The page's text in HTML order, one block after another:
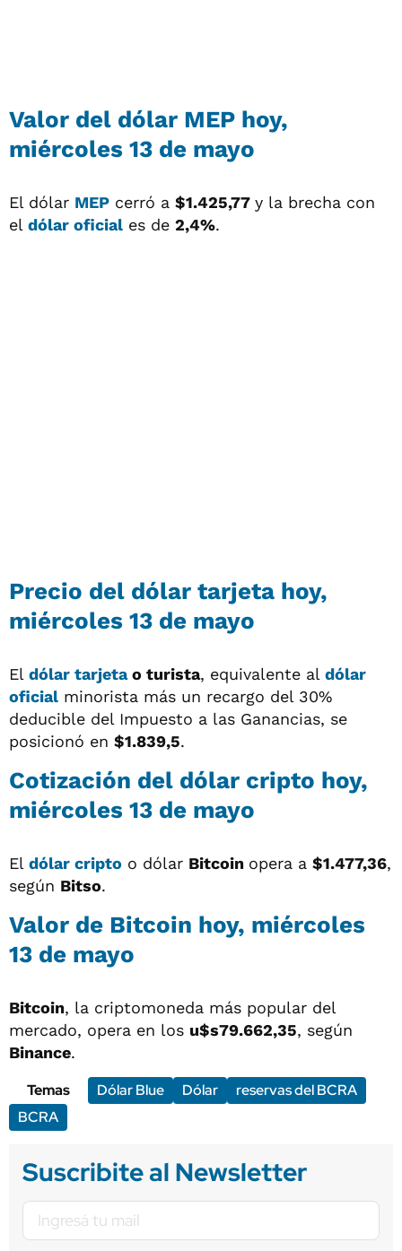
Valor del dólar MEP hoy,
miércoles 13 de mayo
El dólar MEP cerró a $1.425,77 y la brecha con
el dólar oficial es de 2,4%.
Precio del dólar tarjeta hoy,
miércoles 13 de mayo
El dólar tarjetao turista, equivalente al dólar
oficial minorista más un recargo del 30%
deducible del Impuesto a las Ganancias, se
posicionó en $1.839,5.
Cotización del dólar cripto hoy,
miércoles 13 de mayo
El dólar cripto o dólar Bitcoin opera a $1.477,36,
según Bitso.
Valor de Bitcoin hoy, miércoles
13 de mayo
Bitcoin, la criptomoneda más popular del
mercado, opera en los u$s79.662,35, según
Binance.
Temas
Dólar Blue Dólar
reservas del BCRA
BCRA
Suscribite al Newsletter